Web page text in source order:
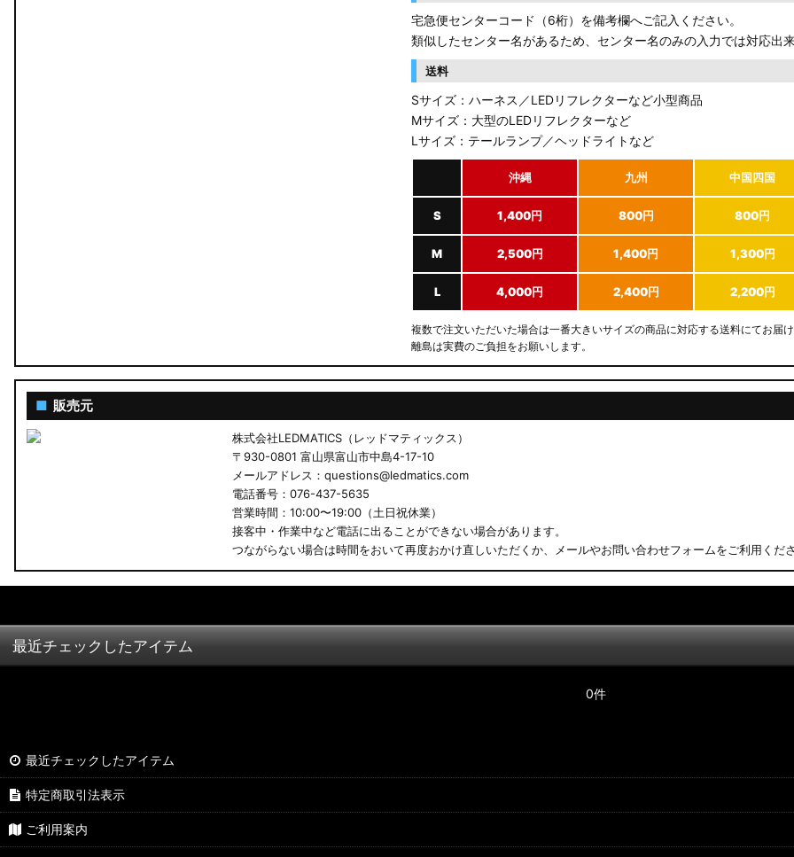
GN0W アウトランダー
GK1W/GK9W エクリプスクロス
CV1W デリカD:5
B34W/B35W/B37W/B38W ekクロススペース
KF CX-5
GU クロストレック
ZC6 BRZ
宅急便センターコード（6桁）を備考欄へご記入ください。
類似したセンター名があるため、センター名のみの入力では対応出
送料
Sサイズ：ハーネス／LEDリフレクターなど小型商品
Mサイズ：大型のLEDリフレクターなど
Lサイズ：テールランプ／ヘッドライトなど
沖縄 九州 中国四国
S 1,400円 800円 800円
M 2,500円 1,400円 1,300円
L 4,000円 2,400円 2,200円
複数で注文いただいた場合は一番大きいサイズの商品に対応する送料にてお届け
離島は実費のご負担をお願いします。
■ 販売元
株式会社LEDMATICS（レッドマティックス）
〒930-0801 富山県富山市中島4-17-10
メールアドレス：questions@ledmatics.com
電話番号：076-437-5635
営業時間：10:00〜19:00（土日祝休業）
接客中・作業中など電話に出ることができない場合があります。
つながらない場合は時間をおいて再度おかけ直しいただくか、メールやお問い合わせフォームをご利用くださ
最近チェックしたアイテム
0件
最近チェックしたアイテム
特定商取引法表示
ご利用案内